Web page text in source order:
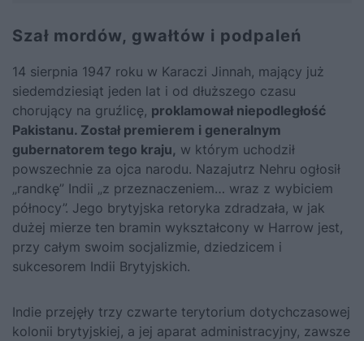
Szał mordów, gwałtów i podpaleń
14 sierpnia 1947 roku w Karaczi Jinnah, mający już
siedemdziesiąt jeden lat i od dłuższego czasu
chorujący na gruźlicę, proklamował niepodległość
Pakistanu. Został premierem i generalnym
gubernatorem tego kraju, w którym uchodził
powszechnie za ojca narodu. Nazajutrz Nehru ogłosił
„randkę” Indii „z przeznaczeniem… wraz z wybiciem
północy”. Jego brytyjska retoryka zdradzała, w jak
dużej mierze ten bramin wykształcony w Harrow jest,
przy całym swoim socjalizmie, dziedzicem i
sukcesorem Indii Brytyjskich.
Indie przejęły trzy czwarte terytorium dotychczasowej
kolonii brytyjskiej, a jej aparat administracyjny, zawsze